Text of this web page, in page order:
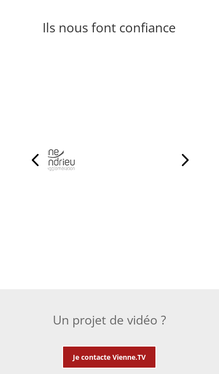
Ils nous font confiance
Un projet de vidéo ?
Je contacte Vienne.TV